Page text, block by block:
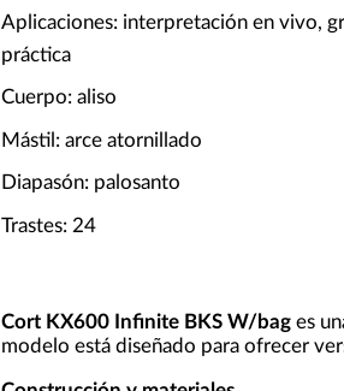
Aplicaciones: interpretación en vivo,
práctica
Cuerpo: aliso
Mástil: arce atornillado
Diapasón: palosanto
Trastes: 24
Cort KX600 Infinite BKS W/bages
modelo está diseñado para ofrecer